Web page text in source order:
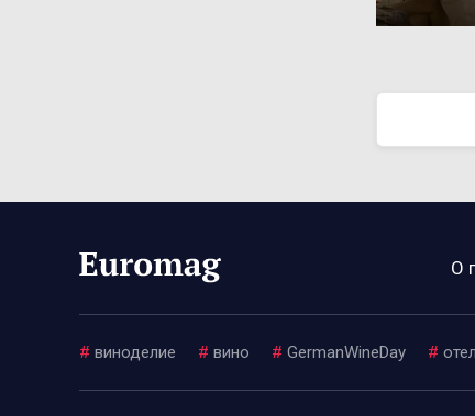
О
# виноделие # вино # GermanWineDay #